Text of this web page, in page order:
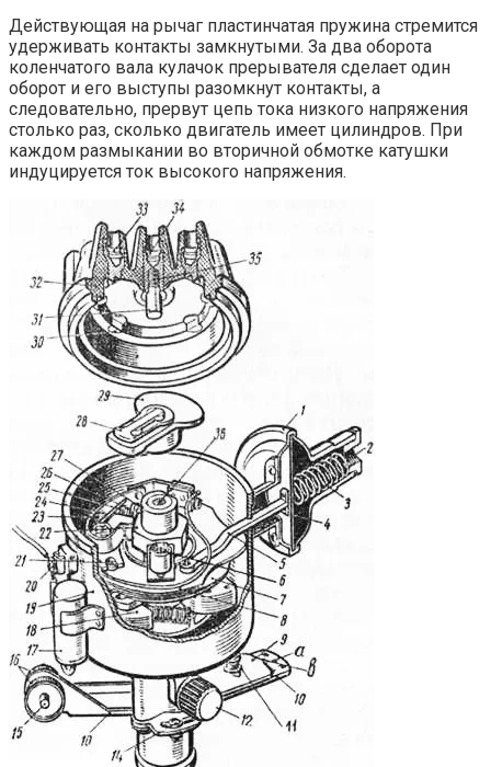
Действующая на рычаг пластинчатая пружина стремится
удерживать контакты замкнутыми. За два оборота
коленчатого вала кулачок прерывателя сделает один
оборот и его выступы разомкнут контакты, а
следовательно, прервут цепь тока низкого напряжения
столько раз, сколько двигатель имеет цилиндров. При
каждом размыкании во вторичной обмотке катушки
индуцируется ток высокого напряжения.